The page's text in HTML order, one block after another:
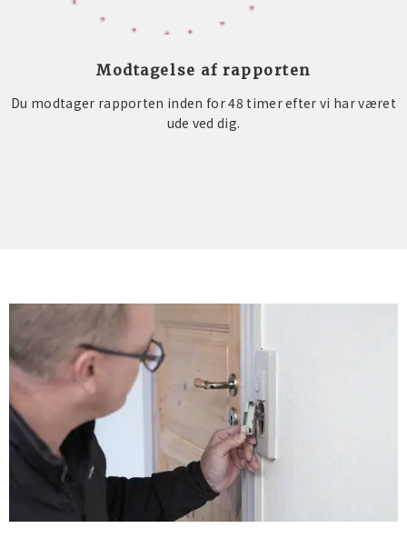
Modtagelse af rapporten
Du modtager rapporten inden for 48 timer efter vi har været
ude ved dig.